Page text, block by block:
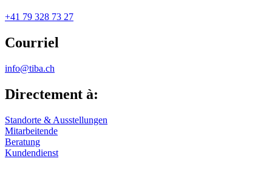
+41 79 328 73 27
Courriel
info@tiba.ch
Directement à:
Standorte & Ausstellungen
Mitarbeitende
Beratung
Kundendienst